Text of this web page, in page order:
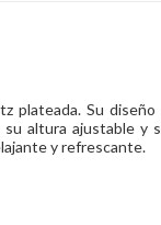
plateada. Su diseño
altura ajustable y
y refrescante.